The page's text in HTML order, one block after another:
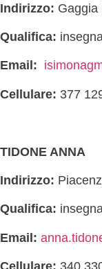
Indirizzo: Gaggia
Qualifica:
Email:
Cellulare: 377
TIDONE ANNA
Indirizzo:
Qualifica:
Email: